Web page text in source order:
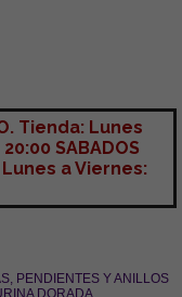
Tienda: Lunes
SABADOS
Lunes a Viernes:
PENDIENTES Y ANILLOS
DORADA